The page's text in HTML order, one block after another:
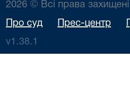
2026 © Всі права захищені
Про суд Прес-центр
v1.38.1